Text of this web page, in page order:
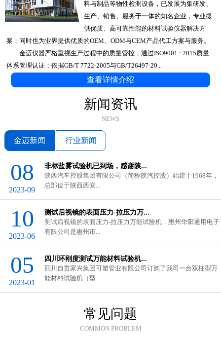
料与制品等物性检测设备，已发展为集研发、
生产、销售、服务于一体的知名企业，专业提
供优质、高可靠性能的材料试验仪器解决方
案；同时也为业界提供优质的OEM、ODM与CEM产品代工方案与服务。
金迈仪器严格重视生产过程中的质量管控，通过ISO9001 : 2015质量
体系管理认证；依据GB/T 7722-2005与GB/T26497-20...
查看详情介绍
新闻资讯
NEWS
金迈新闻 行业新闻
08
2023-09
非标盐雾试验机已到场，感谢陕...
陕西汽车控股集团有限公司（简称陕汽控股）始建于1968年，
总部位于陕西西安...
10
2023-06
测试后视镜的表面压力-拉压力万...
测试后视镜的表面压力-拉压力万能试验机，惠州华阳通用电子
有限公司是惠州市...
05
2023-01
四川环刚度测试万能材料试验机...
四川自贡家兴集团可塑管业有限公司订购了我司一台双柱型万
能材料试验机（型...
常见问题
COMMON PROBLEM
GB/T 3682.1-2018与ASTM D1238...
科思Quarrz固体比重计的使用
数显直读式密度测试仪固体采用...
橡胶比重计密度计与密度测试仪操作使用...
橡胶比重计密度计与密度测试仪...
如何选择万能材料试验机：从简单到复杂...